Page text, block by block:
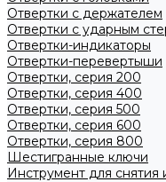
Отвертки с держателем
Отвертки с ударным
Отвертки-индикаторы
Отвертки-перевертыши
Отвертки, серия 200
Отвертки, серия 400
Отвертки, серия 500
Отвертки, серия 600
Отвертки, серия 800
Шестигранные ключи
Инструмент для снятия